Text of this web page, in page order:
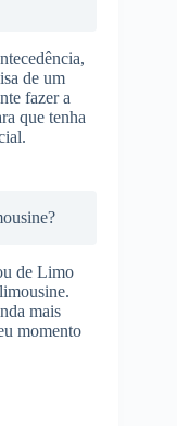
de um
fazer a
que tenha
de Limo
mais
momento